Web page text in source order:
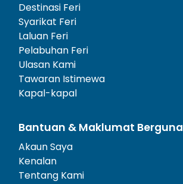
Destinasi Feri
Syarikat Feri
Laluan Feri
Pelabuhan Feri
Ulasan Kami
Tawaran Istimewa
Kapal-kapal
Bantuan & Maklumat Berguna
Akaun Saya
Kenalan
Tentang Kami